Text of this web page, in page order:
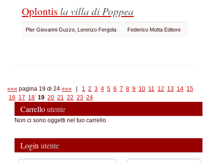
Oplontis la villa di Poppea
Pier Giovanni Guzzo, Lorenzo Fergola Federico Motta Editore
««« pagina 19 di 24 »»» 1 2 3 4 5 6 7 8 9 10 11 12 13 14 15
16 17 18 19 20 21 22 23 24
Carrelloutente
Non ci sono oggetti nel tuo carrello
Login utente